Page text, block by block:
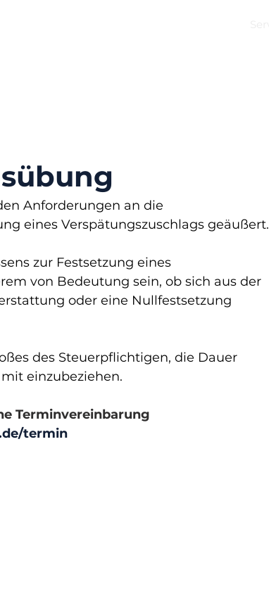
Anforderungen an die
eines Verspätungszuschlags geäußert.
zur Festsetzung eines
von Bedeutung sein, ob sich aus der
oder eine Nullfestsetzung
des Steuerpflichtigen, die Dauer
einzubeziehen.
Terminvereinbarung
termin